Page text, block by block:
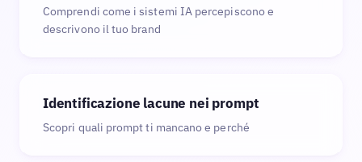
Comprendi come i sistemi IA percepiscono e
descrivono il tuo brand
Identificazione lacune nei prompt
Scopri quali prompt ti mancano e perché